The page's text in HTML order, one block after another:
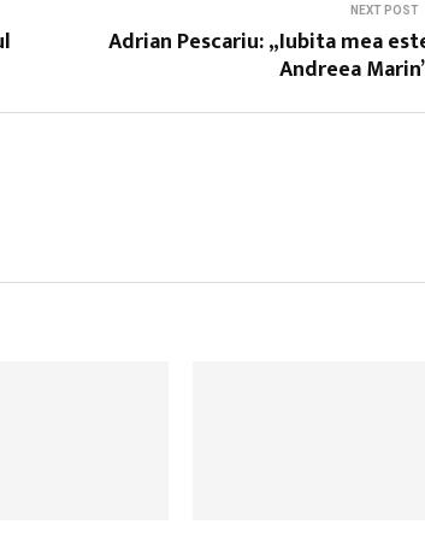
NEXT POST
Adrian Pescariu: „Iubita mea
Andreea